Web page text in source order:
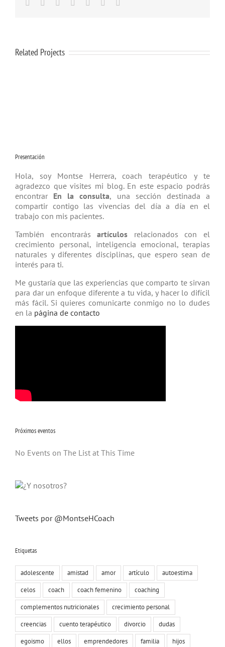
Related Projects
Presentación
Hola, soy Montse Herrera, coach tera­péutico y te
agradezco que visites mi blog. En este espacio podrás
encontrar En la consulta, una sección destinada a
compartir contigo las vivencias del día a día en el
trabajo con mis pacientes.
También encontrarásartículos relacio­nados con el
crecimiento personal, inteligencia emocional, terapias
natu­rales y diferentes disciplinas, que espero sean de
interés para ti.
Me gustaría que las experiencias que comparto te sirvan
para dar un enfoque diferente a tu vida, y hacer lo difícil
más fácil. Si quieres comunicarte conmigo no lo dudes
en la página de contacto
Próximos eventos
No Events on The List at This Time
Tweets por @MontseHCoach
Etiquetas
adolescente amistad amor artículo
autoestima
celos
coach coach femenino
coaching
complementos nutricionales
crecimiento personal
creencias
cuento terapéutico divorcio
dudas
egoismo
ellos emprendedores familia
hijos